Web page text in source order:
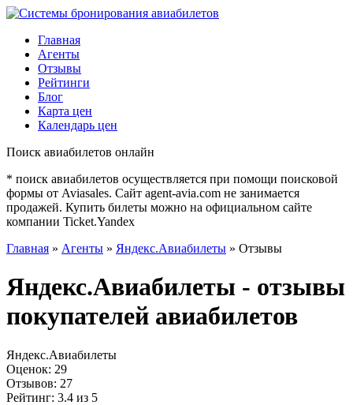
Главная
Агенты
Отзывы
Рейтинги
Блог
Карта цен
Календарь цен
Поиск авиабилетов онлайн
* поиск авиабилетов осуществляется при помощи поисковой
формы от Aviasales. Сайт agent-avia.com не занимается
продажей. Купить билеты можно на официальном сайте
компании Ticket.Yandex
Главная » Агенты » Яндекс.Авиабилеты » Отзывы
Яндекс.Авиабилеты - отзывы
покупателей авиабилетов
Яндекс.Авиабилеты
Оценок: 29
Отзывов: 27
Рейтинг: 3.4 из 5